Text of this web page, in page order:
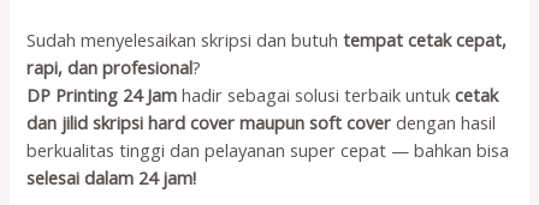
Sudah menyelesaikan skripsi dan butuhtempat cetak cepat,
rapi, dan profesional?
DP Printing 24 Jam hadir sebagai solusi terbaik untukcetak
dan jilid skripsi hard cover maupun soft cover dengan hasil
berkualitas tinggi dan pelayanan super cepat — bahkan bisa
selesai dalam 24 jam!